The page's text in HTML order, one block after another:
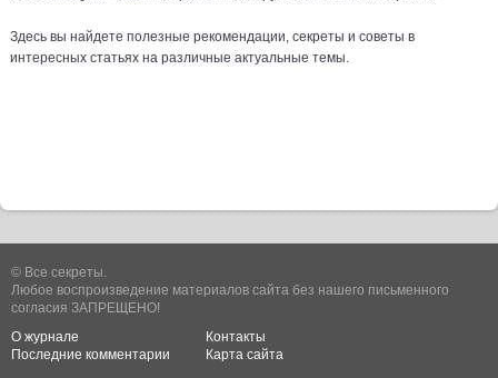
Здесь вы найдете полезные рекомендации, секреты и советы в
интересных статьях на различные актуальные темы.
© Все секреты.
Любое воспроизведение материалов сайта без нашего письменного
согласия ЗАПРЕЩЕНО!
О журнале
Контакты
Последние комментарии
Карта сайта